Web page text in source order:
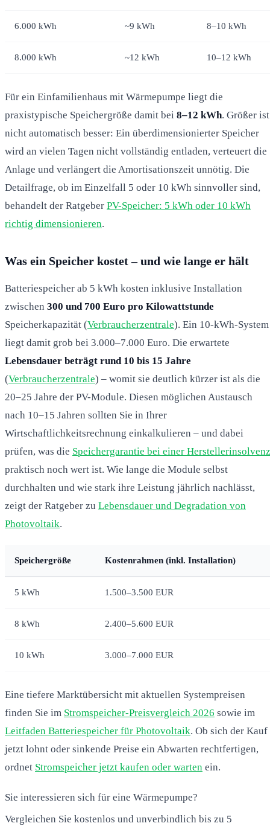
6.000 kWh ~9 kWh 8–10 kWh
8.000 kWh ~12 kWh 10–12 kWh
Für ein Einfamilienhaus mit Wärmepumpe liegt die
praxistypische Speichergröße damit bei 8–12 kWh. Größer ist
nicht automatisch besser: Ein überdimensionierter Speicher
wird an vielen Tagen nicht vollständig entladen, verteuert die
Anlage und verlängert die Amortisationszeit unnötig. Die
Detailfrage, ob im Einzelfall 5 oder 10 kWh sinnvoller sind,
behandelt der Ratgeber PV-Speicher: 5 kWh oder 10 kWh
richtig dimensionieren.
Was ein Speicher kostet – und wie lange er hält
Batteriespeicher ab 5 kWh kosten inklusive Installation
zwischen 300 und 700 Euro pro Kilowattstunde
Speicherkapazität (Verbraucherzentrale). Ein 10-kWh-System
liegt damit grob bei 3.000–7.000 Euro. Die erwartete
Lebensdauer beträgt rund 10 bis 15 Jahre
(Verbraucherzentrale) – womit sie deutlich kürzer ist als die
20–25 Jahre der PV-Module. Diesen möglichen Austausch
nach 10–15 Jahren sollten Sie in Ihrer
Wirtschaftlichkeitsrechnung einkalkulieren – und dabei
prüfen, was die Speichergarantie bei einer Herstellerinsolvenz
praktisch noch wert ist. Wie lange die Module selbst
durchhalten und wie stark ihre Leistung jährlich nachlässt,
zeigt der Ratgeber zu Lebensdauer und Degradation von
Photovoltaik.
Speichergröße Kostenrahmen (inkl. Installation)
5 kWh 1.500–3.500 EUR
8 kWh 2.400–5.600 EUR
10 kWh 3.000–7.000 EUR
Eine tiefere Marktübersicht mit aktuellen Systempreisen
finden Sie im Stromspeicher-Preisvergleich 2026 sowie im
Leitfaden Batteriespeicher für Photovoltaik. Ob sich der Kauf
jetzt lohnt oder sinkende Preise ein Abwarten rechtfertigen,
ordnet Stromspeicher jetzt kaufen oder warten ein.
Sie interessieren sich für eine Wärmepumpe?
Vergleichen Sie kostenlos und unverbindlich bis zu 5